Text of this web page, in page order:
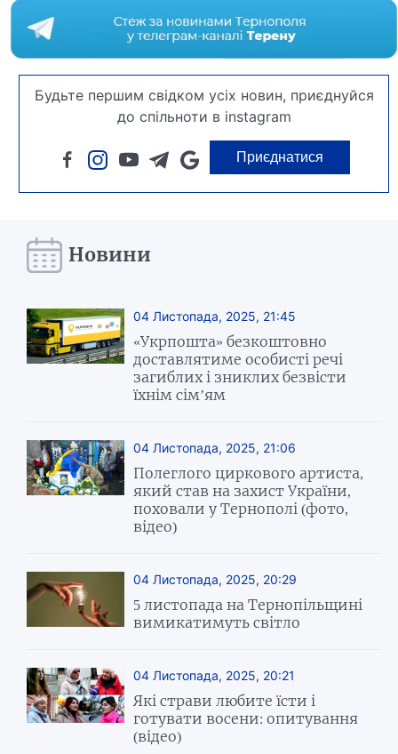
Будьте першим свідком усіх новин, приєднуйся
до спільноти в instagram
Приєднатися
Новини
04 Листопада, 2025, 21:45
«Укрпошта» безкоштовно
доставлятиме особисті речі
загиблих і зниклих безвісти
їхнім сім’ям
04 Листопада, 2025, 21:06
Полеглого циркового артиста,
який став на захист України,
поховали у Тернополі (фото,
відео)
04 Листопада, 2025, 20:29
5 листопада на Тернопільщині
вимикатимуть світло
04 Листопада, 2025, 20:21
Які страви любите їсти і
готувати восени: опитування
(відео)